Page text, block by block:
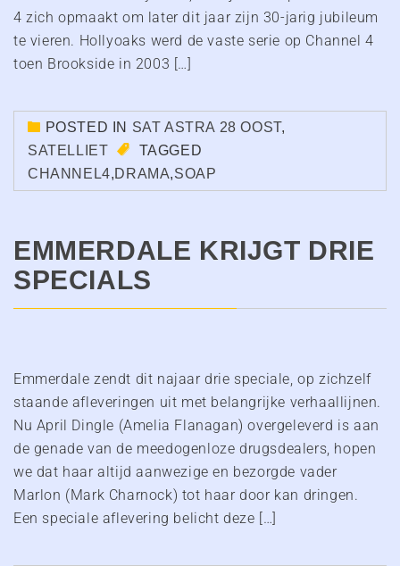
4 zich opmaakt om later dit jaar zijn 30-jarig jubileum
te vieren. Hollyoaks werd de vaste serie op Channel 4
toen Brookside in 2003 […]
POSTED IN SAT ASTRA 28 OOST,
SATELLIET
TAGGED
CHANNEL4,DRAMA,SOAP
EMMERDALE KRIJGT DRIE
SPECIALS
Emmerdale zendt dit najaar drie speciale, op zichzelf
staande afleveringen uit met belangrijke verhaallijnen.
Nu April Dingle (Amelia Flanagan) overgeleverd is aan
de genade van de meedogenloze drugsdealers, hopen
we dat haar altijd aanwezige en bezorgde vader
Marlon (Mark Charnock) tot haar door kan dringen.
Een speciale aflevering belicht deze […]